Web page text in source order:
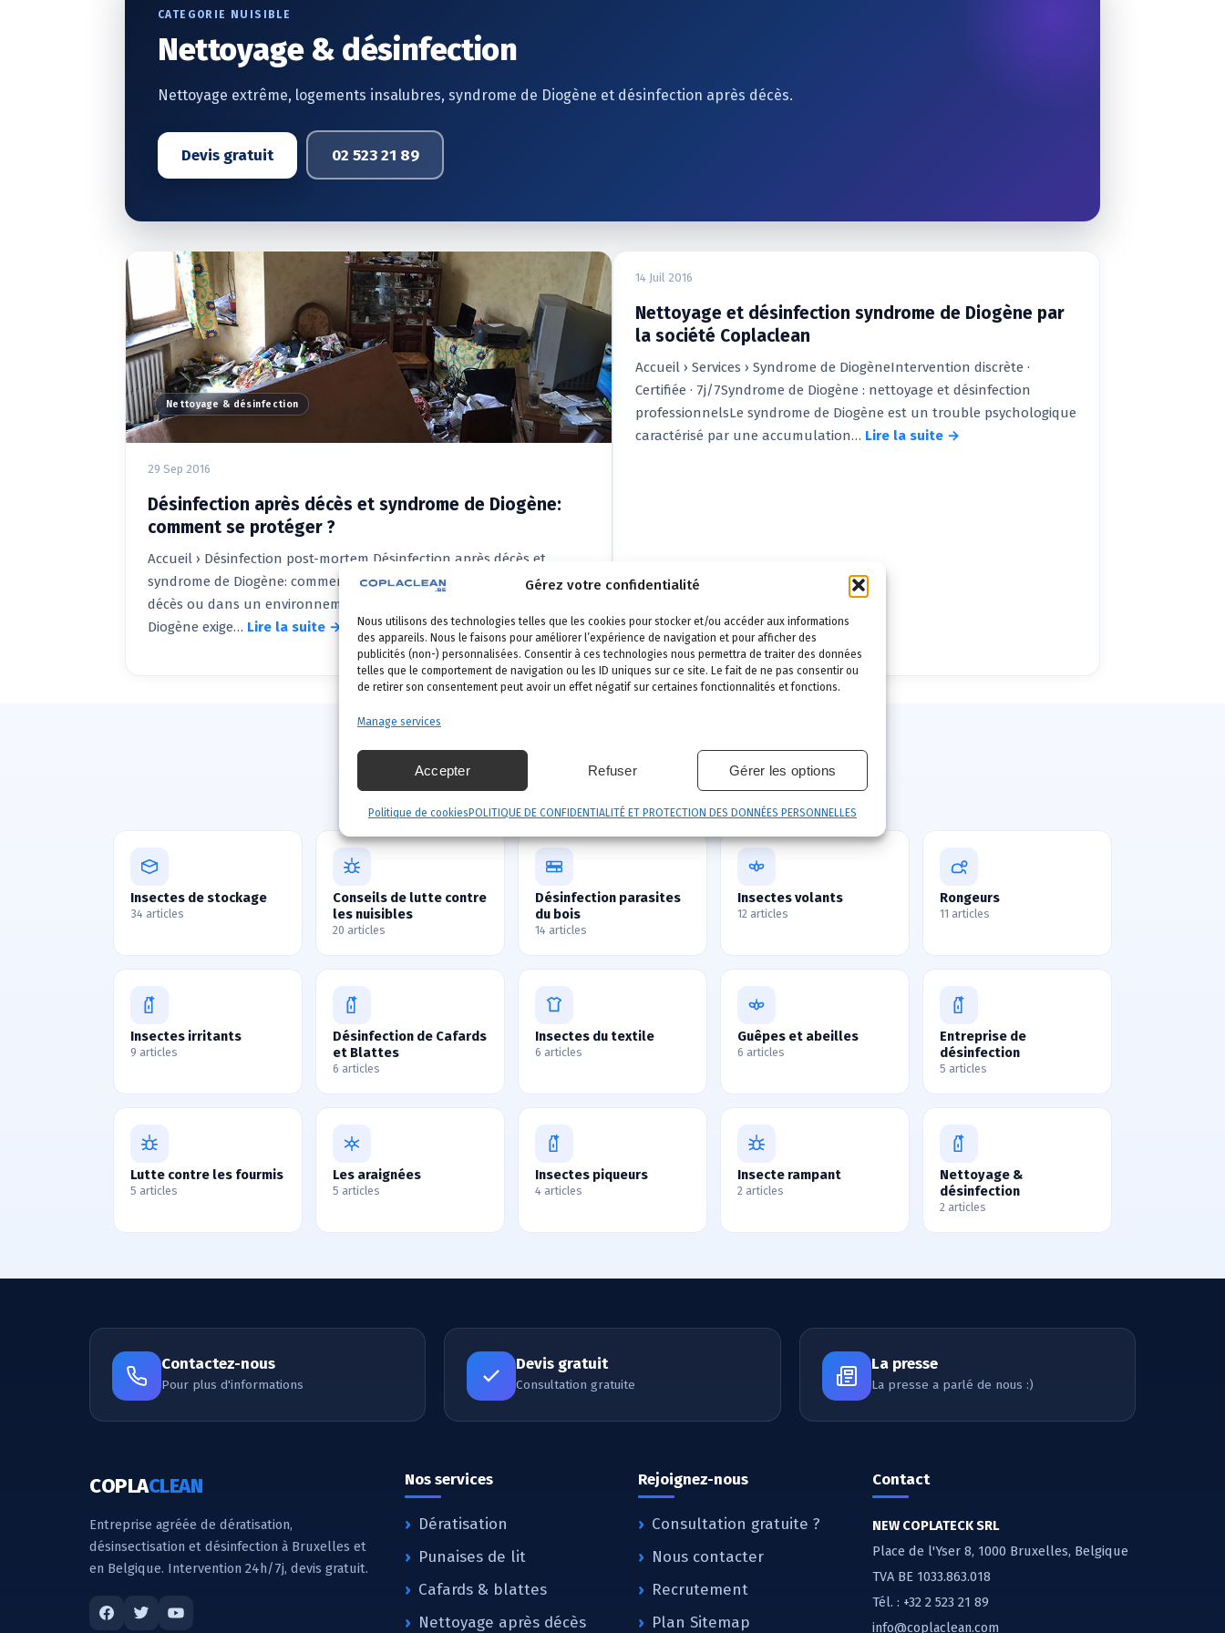
Gérez votre confidentialité
Nous utilisons des technologies telles que les cookies pour stocker et/ou accéder aux informations
des appareils. Nous le faisons pour améliorer l’expérience de navigation et pour afficher des
publicités (non-) personnalisées. Consentir à ces technologies nous permettra de traiter des données
telles que le comportement de navigation ou les ID uniques sur ce site. Le fait de ne pas consentir ou
de retirer son consentement peut avoir un effet négatif sur certaines fonctionnalités et fonctions.
Manage services
Accepter Refuser Gérer les options
Politique de cookies POLITIQUE DE CONFIDENTIALITÉ ET PROTECTION DES DONNÉES PERSONNELLES
CATEGORIE NUISIBLE
Nettoyage & désinfection
Nettoyage extrême, logements insalubres, syndrome de Diogène et désinfection après décès.
Devis gratuit 02 523 21 89
Nettoyage & désinfection
29 Sep 2016
Désinfection après décès et syndrome de Diogène:
comment se protéger ?
Accueil › Désinfection post-mortem Désinfection après décès et
syndrome de Diogène: comment se protéger ? La désinfection après
décès ou dans un environnement atteint par le syndrome de
Diogène exige… Lire la suite →
14 Juil 2016
Nettoyage et désinfection syndrome de Diogène par
la société Coplaclean
Accueil › Services › Syndrome de DiogèneIntervention discrète ·
Certifiée · 7j/7Syndrome de Diogène : nettoyage et désinfection
professionnelsLe syndrome de Diogène est un trouble psychologique
caractérisé par une accumulation… Lire la suite →
Nos catégories d'intervention
Insectes de stockage
34 articles
Conseils de lutte contre
les nuisibles
20 articles
Désinfection parasites
du bois
14 articles
Insectes volants
12 articles
Rongeurs
11 articles
Insectes irritants
9 articles
Désinfection de Cafards
et Blattes
6 articles
Insectes du textile
6 articles
Guêpes et abeilles
6 articles
Entreprise de
désinfection
5 articles
Lutte contre les fourmis
5 articles
Les araignées
5 articles
Insectes piqueurs
4 articles
Insecte rampant
2 articles
Nettoyage &
désinfection
2 articles
Contactez-nous
Pour plus d'informations
Devis gratuit
Consultation gratuite
La presse
La presse a parlé de nous :)
COPLACLEAN
Entreprise agréée de dératisation,
désinsectisation et désinfection à Bruxelles et
en Belgique. Intervention 24h/7j, devis gratuit.
Nos services
Dératisation
Punaises de lit
Cafards & blattes
Nettoyage après décès
Rejoignez-nous
Consultation gratuite ?
Nous contacter
Recrutement
Plan Sitemap
Contact
NEW COPLATECK SRL
Place de l'Yser 8, 1000 Bruxelles, Belgique
TVA BE 1033.863.018
Tél. : +32 2 523 21 89
info@coplaclean.com